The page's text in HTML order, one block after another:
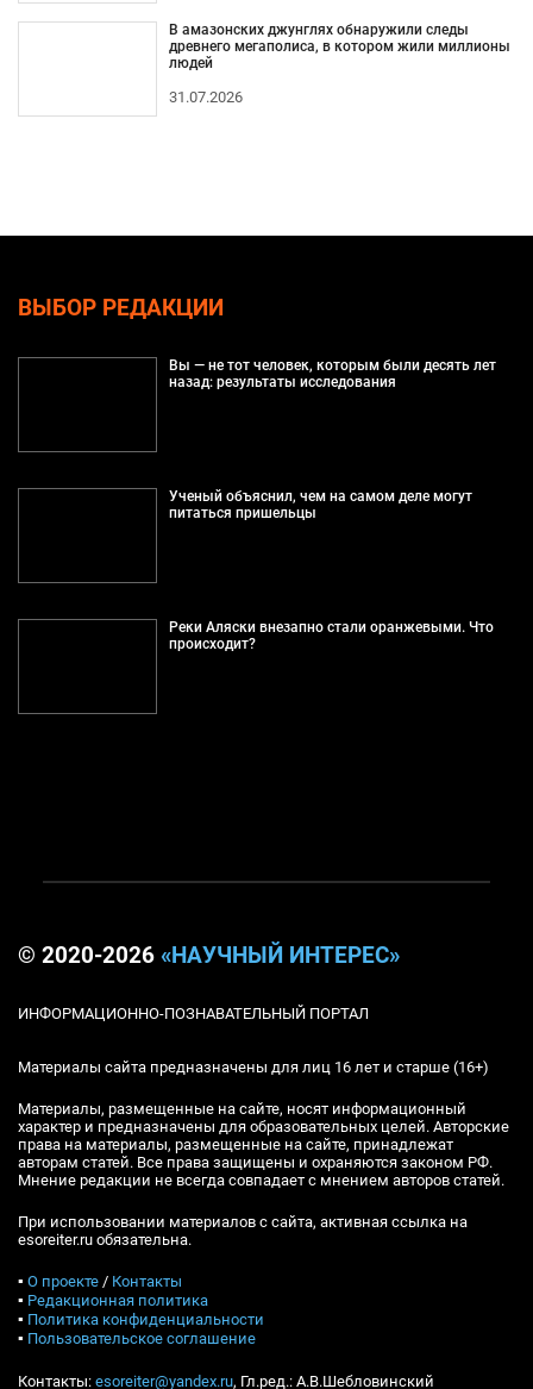
В амазонских джунглях обнаружили следы
древнего мегаполиса, в котором жили миллионы
людей
31.07.2026
ВЫБОР РЕДАКЦИИ
Вы — не тот человек, которым были десять лет
назад: результаты исследования
Ученый объяснил, чем на самом деле могут
питаться пришельцы
Реки Аляски внезапно стали оранжевыми. Что
происходит?
© 2020-2026 «НАУЧНЫЙ ИНТЕРЕС»
ИНФОРМАЦИОННО-ПОЗНАВАТЕЛЬНЫЙ ПОРТАЛ
Материалы сайта предназначены для лиц 16 лет и старше (16+)
Материалы, размещенные на сайте, носят информационный
характер и предназначены для образовательных целей. Авторские
права на материалы, размещенные на сайте, принадлежат
авторам статей. Все права защищены и охраняются законом РФ.
Мнение редакции не всегда совпадает с мнением авторов статей.
При использовании материалов с сайта, активная ссылка на
esoreiter.ru обязательна.
▪ О проекте / Контакты
▪ Редакционная политика
▪ Политика конфиденциальности
▪ Пользовательское соглашение
Контакты: esoreiter@yandex.ru, Гл.ред.: А.В.Шебловинский